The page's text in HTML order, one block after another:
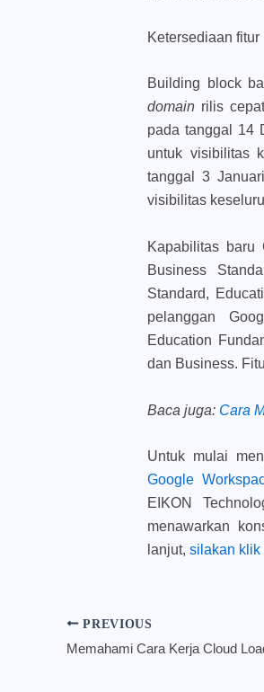
Ketersediaan fitur
Building block
domain rilis
pada tanggal 14
untuk visibilitas
tanggal 3
visibilitas
Kapabilitas baru
Business
Standard,
pelanggan
Education
dan Business.
Baca juga: Cara
Untuk mulai
Google
EIKON
menawarkan
lanjut, silakan klik
PREVIOUS